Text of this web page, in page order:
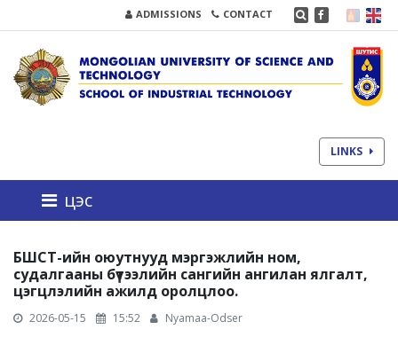
ADMISSIONS CONTACT
LINKS
цэс
БШСТ-ийн оюутнууд мэргэжлийн ном,
судалгааны бүтээлийн сангийн ангилан ялгалт,
цэгцлэлийн ажилд оролцлоо.
2026-05-15 15:52 Nyamaa-Odser